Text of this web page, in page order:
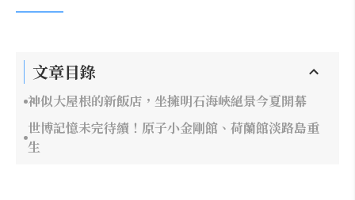
文章目錄
神似大屋根的新飯店，坐擁明石海峽絕景今夏開幕
世博記憶未完待續！原子小金剛館、荷蘭館淡路島重
生